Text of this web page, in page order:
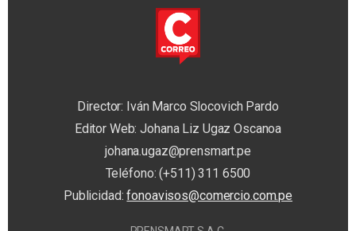
Director: Iván Marco Slocovich Pardo
Editor Web: Johana Liz Ugaz Oscanoa
johana.ugaz@prensmart.pe
Teléfono: (+511) 311 6500
Publicidad:fonoavisos@comercio.com.pe